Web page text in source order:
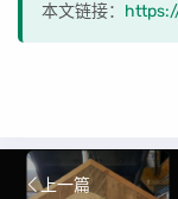
本文链接：
上一篇